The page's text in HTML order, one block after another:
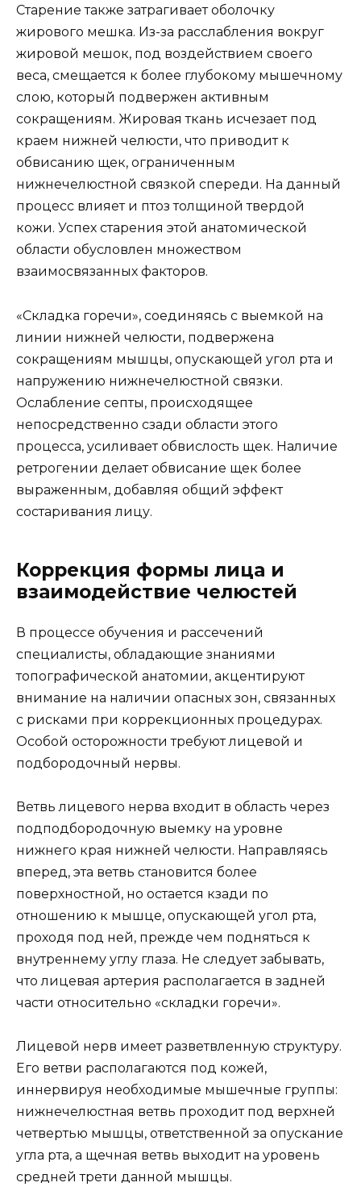
Старение также затрагивает оболочку
жирового мешка. Из-за расслабления вокруг
жировой мешок, под воздействием своего
веса, смещается к более глубокому мышечному
слою, который подвержен активным
сокращениям. Жировая ткань исчезает под
краем нижней челюсти, что приводит к
обвисанию щек, ограниченным
нижнечелюстной связкой спереди. На данный
процесс влияет и птоз толщиной твердой
кожи. Успех старения этой анатомической
области обусловлен множеством
взаимосвязанных факторов.
«Складка горечи», соединяясь с выемкой на
линии нижней челюсти, подвержена
сокращениям мышцы, опускающей угол рта и
напружению нижнечелюстной связки.
Ослабление септы, происходящее
непосредственно сзади области этого
процесса, усиливает обвислость щек. Наличие
ретрогении делает обвисание щек более
выраженным, добавляя общий эффект
состаривания лицу.
Коррекция формы лица и
взаимодействие челюстей
В процессе обучения и рассечений
специалисты, обладающие знаниями
топографической анатомии, акцентируют
внимание на наличии опасных зон, связанных
с рисками при коррекционных процедурах.
Особой осторожности требуют лицевой и
подбородочный нервы.
Ветвь лицевого нерва входит в область через
подподбородочную выемку на уровне
нижнего края нижней челюсти. Направляясь
вперед, эта ветвь становится более
поверхностной, но остается кзади по
отношению к мышце, опускающей угол рта,
проходя под ней, прежде чем подняться к
внутреннему углу глаза. Не следует забывать,
что лицевая артерия располагается в задней
части относительно «складки горечи».
Лицевой нерв имеет разветвленную структуру.
Его ветви располагаются под кожей,
иннервируя необходимые мышечные группы:
нижнечелюстная ветвь проходит под верхней
четвертью мышцы, ответственной за опускание
угла рта, а щечная ветвь выходит на уровень
средней трети данной мышцы.